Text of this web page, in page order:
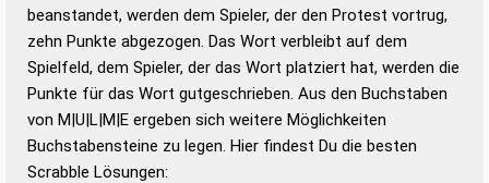
Duden – Standardwerk in 12 Bänden
Duden – Richtiges und gutes
Deutsch
Duden – Die deutsche Grammatik
Duden – Deutsches
beanstandet, werden dem Spieler, der den Protest vortrug,
zehn Punkte abgezogen. Das Wort verbleibt auf dem
Spielfeld, dem Spieler, der das Wort platziert hat, werden die
Punkte für das Wort gutgeschrieben. Aus den Buchstaben
von M|U|L|M|E ergeben sich weitere Möglichkeiten
Buchstabensteine zu legen. Hier findest Du die besten
Scrabble Lösungen: